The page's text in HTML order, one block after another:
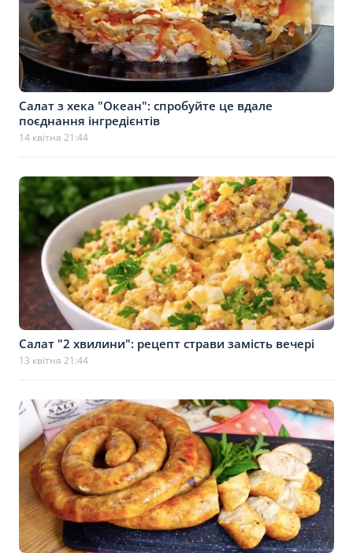
Салат з хека "Океан": спробуйте це вдале
поєднання інгредієнтів
14 квітня 21:44
Салат "2 хвилини": рецепт страви замість вечері
13 квітня 21:44